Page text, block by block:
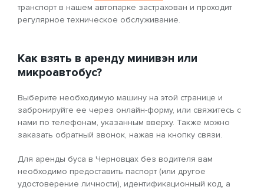
транспорт в нашем автопарке застрахован и проходит
регулярное техническое обслуживание.
Как взять в аренду минивэн или
микроавтобус?
Выберите необходимую машину на этой странице и
забронируйте ее через онлайн-форму, или свяжитесь с
нами по телефонам, указанным вверху. Также можно
заказать обратный звонок, нажав на кнопку связи.
Для аренды буса в Черновцах без водителя вам
необходимо предоставить паспорт (или другое
удостоверение личности), идентификационный код, а